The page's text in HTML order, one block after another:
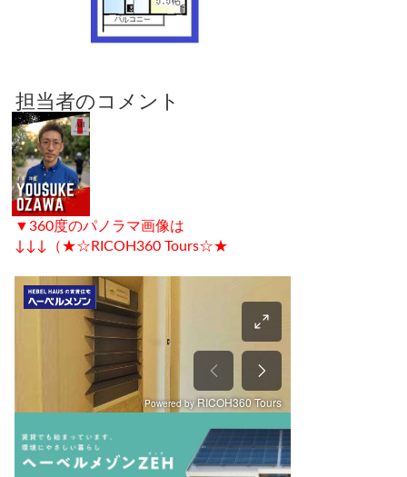
▼360度のパノラマ画像は
↓↓↓（★☆RICOH360 Tours☆★